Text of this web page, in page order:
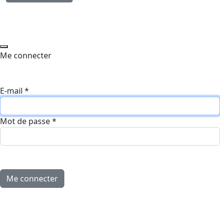
Me connecter
E-mail *
Mot de passe*